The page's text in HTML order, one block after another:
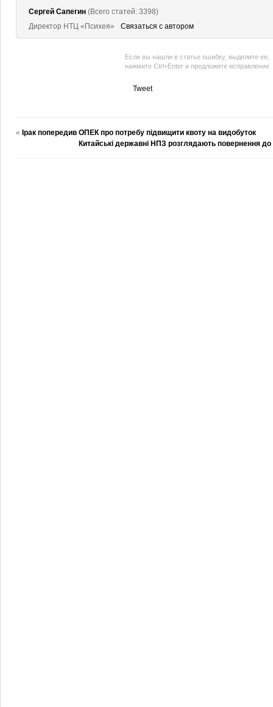
Сергей Сапегин (Всего статей: 3398)
Директор НТЦ «Психея»
Связаться с автором
Если вы нашли в статье ошибку, выделите ее,
нажмите Ctrl+Enter и предложите исправление
Tweet
« Ірак попередив ОПЕК про потребу підвищити квоту на видобуток
Китайські державні НПЗ розглядають повернення до